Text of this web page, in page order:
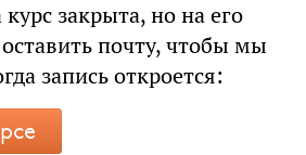
закрыта, но на его
почту, чтобы мы
запись откроется: